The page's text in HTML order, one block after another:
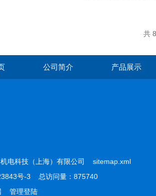
共
公司简介 产品展示
电科技（上海）有限公司 sitemap.xml
号-3 总访问量：875740
管理登陆